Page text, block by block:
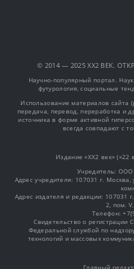
© 2014 — 2025 XX2 ВЕК.
Научно-популярный портал.
футурология, социальные
Использование материалов сайта
передача, перевод, переработка и
источника в форме активной
всегда совпадают с
Издание «XX2 век»
Учредитель:
Адрес учредителя: 107031 г.
Адрес издателя и редакции: 107031
2, пом.
Телефон:
Свидетельство о
Федеральной службой по
технологий и массовых
Главный